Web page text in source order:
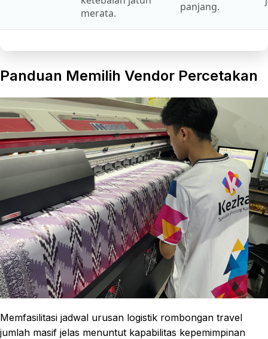
merata.
panjang.
Panduan Memilih Vendor Percetakan
Memfasilitasi jadwal urusan logistik rombongan travel
jumlah masif jelas menuntut kapabilitas kepemimpinan